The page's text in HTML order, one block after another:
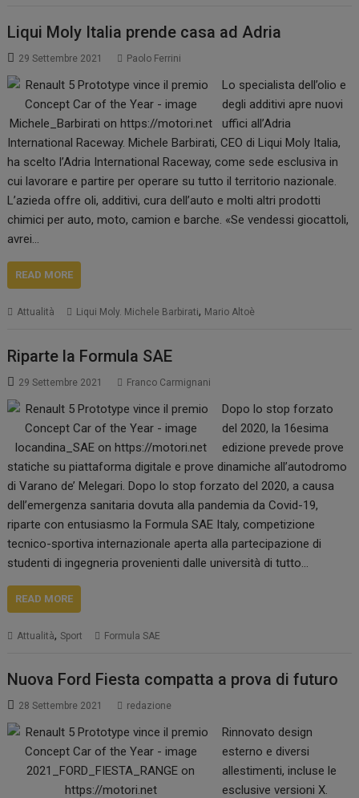
Liqui Moly Italia prende casa ad Adria
29 Settembre 2021 Paolo Ferrini
Lo specialista dell’olio e
degli additivi apre nuovi
uffici all’Adria
International Raceway. Michele Barbirati, CEO di Liqui Moly Italia,
ha scelto l’Adria International Raceway, come sede esclusiva in
cui lavorare e partire per operare su tutto il territorio nazionale.
L’azieda offre oli, additivi, cura dell’auto e molti altri prodotti
chimici per auto, moto, camion e barche. «Se vendessi giocattoli,
avrei…
READ MORE
Attualità Liqui Moly. Michele Barbirati, Mario Altoè
Riparte la Formula SAE
29 Settembre 2021 Franco Carmignani
Dopo lo stop forzato
del 2020, la 16esima
edizione prevede prove
statiche su piattaforma digitale e prove dinamiche all’autodromo
di Varano de’ Melegari. Dopo lo stop forzato del 2020, a causa
dell’emergenza sanitaria dovuta alla pandemia da Covid-19,
riparte con entusiasmo la Formula SAE Italy, competizione
tecnico-sportiva internazionale aperta alla partecipazione di
studenti di ingegneria provenienti dalle università di tutto…
READ MORE
Attualità,Sport Formula SAE
Nuova Ford Fiesta compatta a prova di futuro
28 Settembre 2021 redazione
Rinnovato design
esterno e diversi
allestimenti, incluse le
esclusive versioni X.